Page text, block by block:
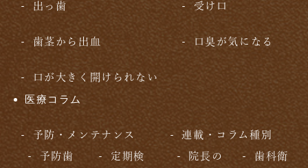
出っ歯 受け口
歯茎から出血 口臭が気になる
口が大きく開けられない
医療コラム
予防・メンテナンス
予防歯
定期検
連載・コラム種別
院長の
歯科衛